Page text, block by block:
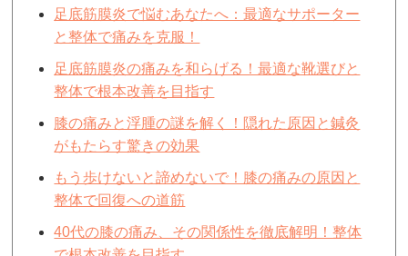
足底筋膜炎で悩むあなたへ：最適なサポーター
と整体で痛みを克服！
足底筋膜炎の痛みを和らげる！最適な靴選びと
整体で根本改善を目指す
膝の痛みと浮腫の謎を解く！隠れた原因と鍼灸
がもたらす驚きの効果
もう歩けないと諦めないで！膝の痛みの原因と
整体で回復への道筋
40代の膝の痛み、その関係性を徹底解明！整体